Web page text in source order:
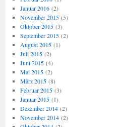
Januar 2016(2)
November 2015(5)
Oktober 2015(3)
September 2015(2)
August 2015(1)
Juli 2015(2)
Juni 2015(4)
Mai 2015(2)
März 2015(8)
Februar 2015(3)
Januar 2015(1)
Dezember 2014(2)
November 2014(2)